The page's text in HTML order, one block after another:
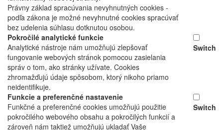
Právny základ spracúvania nevyhnutných cookies -
podľa zákona je možné nevyhnutné cookies spracúvať
bez udelenia súhlasu dotknutou osobou.
Pokročilé analytické funkcie
Analytické nástroje nám umožňujú zlepšovať
fungovanie webových stránok pomocou zasielania
správ o tom, ako stránky užívate. Cookies
zhromažďujú údaje spôsobom, ktorý nikoho priamo
neidentifikuje.
Switch
Funkcie a preferenčné nastavenie
Funkčné a preferenčné cookies umožňujú použitie
pokročilého webového obsahu a pokročilých funkcií a
zároveň nám taktiež umožňujú ukladať Vaše
Switch